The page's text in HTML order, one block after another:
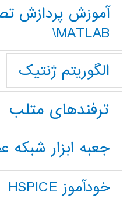
آموزش پردازش
MATLAB\
الگوریتم ژنتیک
ترفندهای متلب
جعبه ابزار شبکه
خودآموز HSPICE